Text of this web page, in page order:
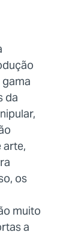
da
arte,
os
muito
a